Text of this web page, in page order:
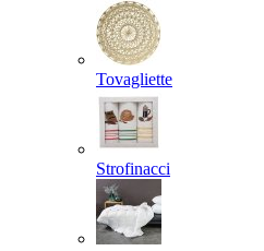
Tovagliette
Strofinacci